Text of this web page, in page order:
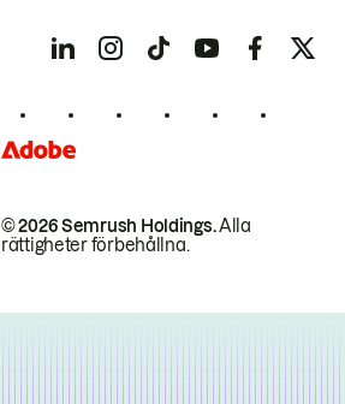
© 2026 Semrush Holdings.Alla
rättigheter förbehållna.